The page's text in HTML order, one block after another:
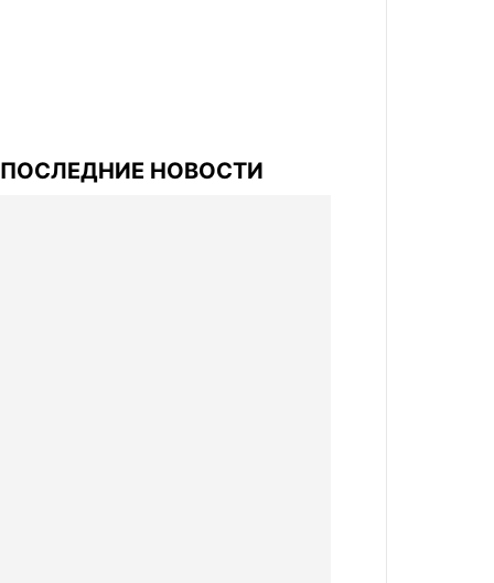
ПОСЛЕДНИЕ НОВОСТИ